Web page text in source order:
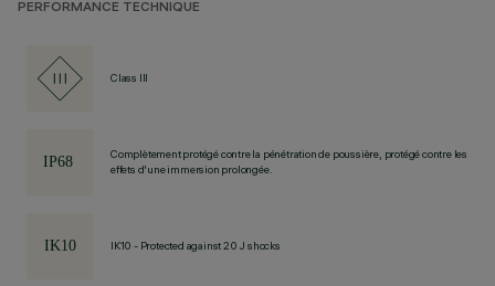
PERFORMANCE TECHNIQUE
Class III
Complètement protégé contre la pénétration de poussière, protégé contre les
effets d'une immersion prolongée.
IK10 - Protected against 20 J shocks